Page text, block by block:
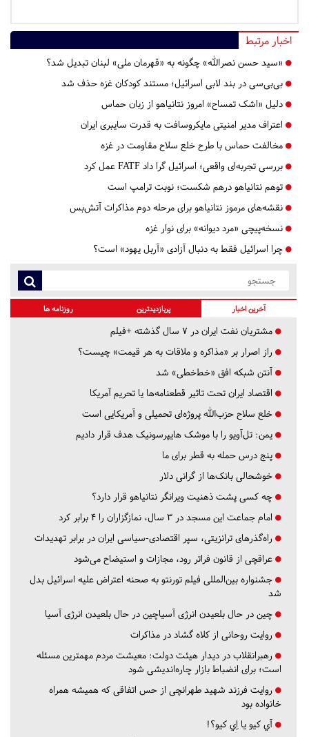
اخبار مرتبط
«سید حسن نصرالله» چگونه به «قهرمان ملی» لبنان تبدیل شد؟
بی‌بی‌سی در بند لابی اسرائیل؛ مستند کودکان غزه حذف شد
دلیل «اشک تمساح» امروز نتانیاهو از زبان حماس
اعتراف مدیر امنیتی مایکروسافت به قدرت سایبری ایران
مخالفت حماس با طرح خلع سلاح مقاومت در غزه
بررسی تجربه‌ای واقعی؛ اسرائیل گرا داد FATF عمل کرد
توهم نتانیاهو درهم شکست؛ نوبت ترامپ است
نقشه‌های مرموز نتانیاهو برای مرحله دوم مذاکرات آتش‌بس
نسخه‌پیچی «مرد دیوانه» برای نوار غزه
چرا اسرائیل فقط به دنبال آزادی «آربل یهود» است؟
آخرین اخبار پربازدیدترین روزنامه ها
مشتریان نفت ایران در ۷ سال گذشته +فیلم
راز اصرار بر «مذاکره و ملاقات به هر قیمت» چیست؟
آنتن شبکه افق «خط‌خطی» شد
اقتصاد ایران تحت تاثیر قطعنامه‌ها یا تحریم‌ آمریکا
خلع سلاح حزب‌الله پروژه‌ای تحمیلی و آمریکایی است
یمن: تل‌آویو را با موشک هایپرسونیک هدف قرار دادیم
پنج درس‌ حمله به قطر برای ما
خوشحالی بانک‌ها از گرانی دلار
چه کسی پشت ذهنیت ویرانگر نتانیاهو قرار دارد؟
امام جماعت این مسجد در ۳ سال، نمازگزاران را ۴ برابر کرد
راه‌گذرهای ترانزیتی، سپر اقتصادی-سیاسی ایران در برابر تهدیدات
عراقچی از قانون فراتر رود، مجازات و استیضاح می‌شود
جشنواره بین‌المللی فیلم تورنتو به صحنه اعتراض علیه اسرائیل بدل
شد
چین در حال بلعیدن انرژی آسیاچین در حال بلعیدن انرژی آسیا
روایت روحانی از کلاه گشاد در مذاکرات
رهبرانقلاب در دیدار هیئت دولت: معیشت مردم مهمترین مسئله
است؛ برای انضباط بازار چاره‌اندیشی شود
روایت فرزند شهید طهرانچی از حس اتفاقی که همیشه همراه
خانواده بود
آي كيو يا اِي كيو؟!